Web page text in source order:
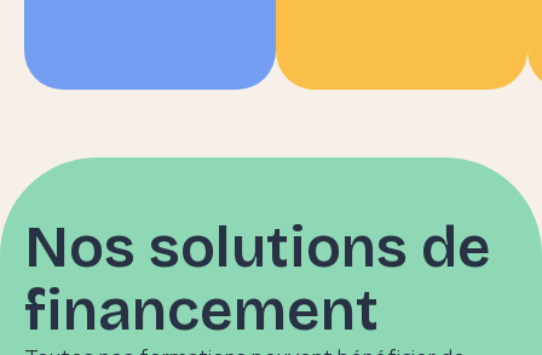
Nos solutions de
financement